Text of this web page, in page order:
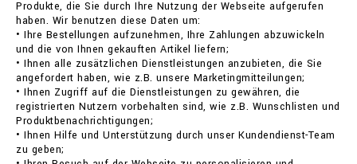
Produkte, die Sie durch Ihre Nutzung der Webseite aufgerufen
haben. Wir benutzen diese Daten um:
• Ihre Bestellungen aufzunehmen, Ihre Zahlungen abzuwickeln
und die von Ihnen gekauften Artikel liefern;
• Ihnen alle zusätzlichen Dienstleistungen anzubieten, die Sie
angefordert haben, wie z.B. unsere Marketingmitteilungen;
• Ihnen Zugriff auf die Dienstleistungen zu gewähren, die
registrierten Nutzern vorbehalten sind, wie z.B. Wunschlisten und
Produktbenachrichtigungen;
• Ihnen Hilfe und Unterstützung durch unser Kundendienst-Team
zu geben;